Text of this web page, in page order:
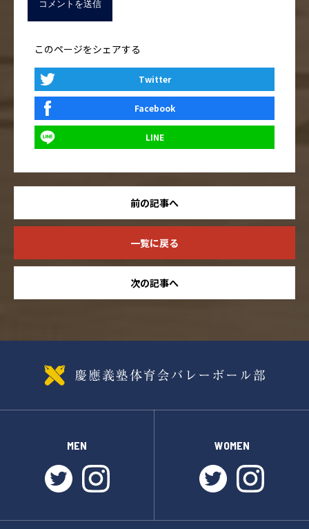
このページをシェアする
Twitter
Facebook
LINE
前の記事へ
一覧に戻る
次の記事へ
MEN
twitterinstagram
WOMEN
twitter